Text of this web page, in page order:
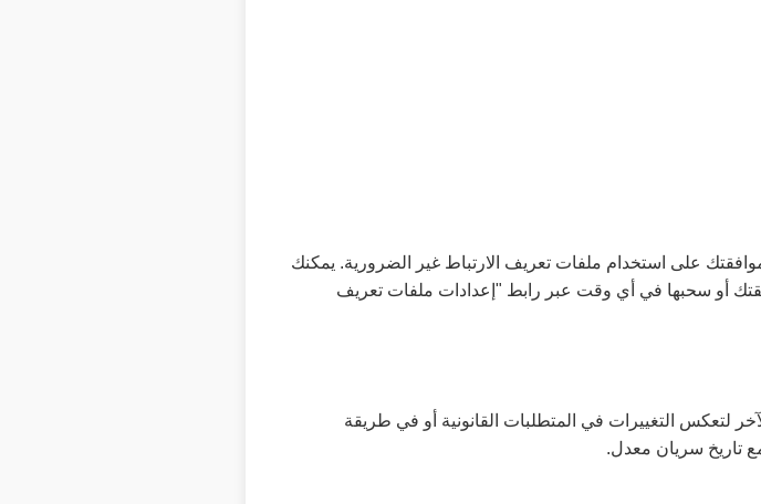
على استخدام ملفات تعريف الارتباط غير الضرورية. يمكنك
أو سحبها في أي وقت عبر رابط "إعدادات ملفات تعريف
لتعكس التغييرات في المتطلبات القانونية أو في طريقة
تاريخ سريان معدل.